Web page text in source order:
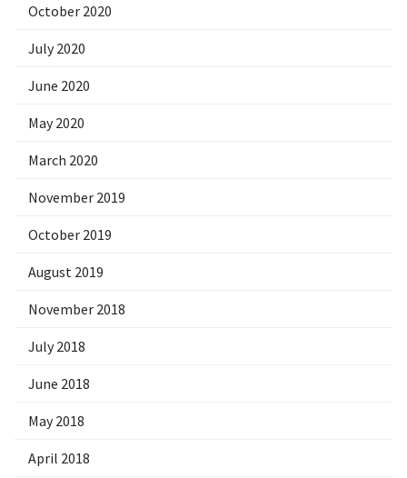
October 2020
July 2020
June 2020
May 2020
March 2020
November 2019
October 2019
August 2019
November 2018
July 2018
June 2018
May 2018
April 2018